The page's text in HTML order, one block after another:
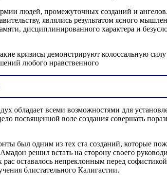
людей, промежуточных созданий и
являлись результатом ясного
дисциплинированного характера и
кризисы демонстрируют колоссальную
любого нравственного
обладает всеми возможностями для
посвященной воле создания совершать
был одним из тех ста созданий, которые
решил встать на сторону своего
оставалось непреклонным перед
блистательного Калигастии.